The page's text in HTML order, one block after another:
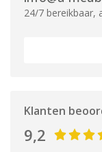
24/7 bereikbaar,
Klanten
9,2